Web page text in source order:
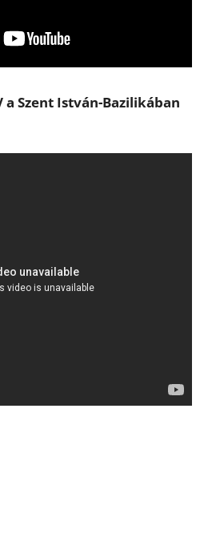
Szent István-Bazilikában